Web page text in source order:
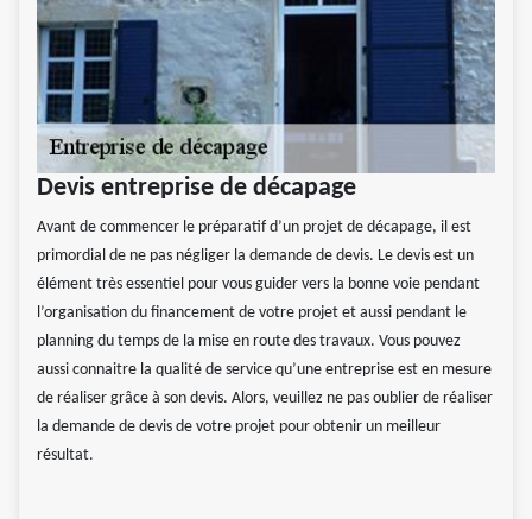
Devis entreprise de décapage
Avant de commencer le préparatif d’un projet de décapage, il est
primordial de ne pas négliger la demande de devis. Le devis est un
élément très essentiel pour vous guider vers la bonne voie pendant
l’organisation du financement de votre projet et aussi pendant le
planning du temps de la mise en route des travaux. Vous pouvez
aussi connaitre la qualité de service qu’une entreprise est en mesure
de réaliser grâce à son devis. Alors, veuillez ne pas oublier de réaliser
la demande de devis de votre projet pour obtenir un meilleur
résultat.